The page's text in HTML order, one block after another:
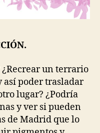
un terrario
así poder trasladar
lugar? ¿Podría
y ver si pueden
de Madrid que lo